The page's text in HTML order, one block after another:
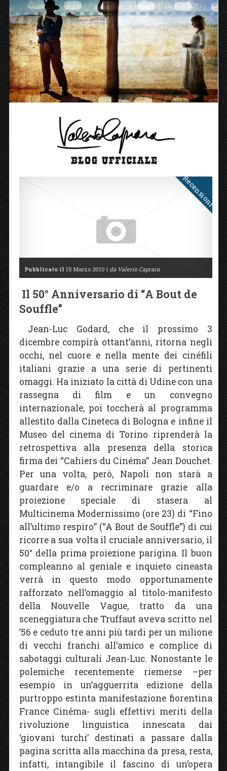
Recensioni
Pubblicato il 15 Marzo 2010 | da Valerio Caprara
Il 50° Anniversario di “A Bout de
Souffle”
Jean-Luc Godard, che il prossimo 3
dicembre compirà ottant’anni, ritorna negli
occhi, nel cuore e nella mente dei cinéfili
italiani grazie a una serie di pertinenti
omaggi. Ha iniziato la città di Udine con una
rassegna di film e un convegno
internazionale, poi toccherà al programma
allestito dalla Cineteca di Bologna e infine il
Museo del cinema di Torino riprenderà la
retrospettiva alla presenza della storica
firma dei “Cahiers du Cinéma” Jean Douchet.
Per una volta, però, Napoli non starà a
guardare e/o a recriminare grazie alla
proiezione speciale di stasera al
Multicinema Modernissimo (ore 23) di “Fino
all’ultimo respiro” (“A Bout de Souffle”) di cui
ricorre a sua volta il cruciale anniversario, il
50° della prima proiezione parigina. Il buon
compleanno al geniale e inquieto cineasta
verrà in questo modo opportunamente
rafforzato nell’omaggio al titolo-manifesto
della Nouvelle Vague, tratto da una
sceneggiatura che Truffaut aveva scritto nel
’56 e ceduto tre anni più tardi per un milione
di vecchi franchi all’amico e complice di
sabotaggi culturali Jean-Luc. Nonostante le
polemiche recentemente riemerse –per
esempio in un’agguerrita edizione della
purtroppo estinta manifestazione fiorentina
France Cinéma- sugli effettivi meriti della
rivoluzione linguistica innescata dai
‘giovani turchi’ destinati a passare dalla
pagina scritta alla macchina da presa, resta,
infatti, intangibile il fascino di un’opera